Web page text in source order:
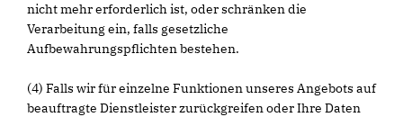
nicht mehr erforderlich ist, oder schränken die
Verarbeitung ein, falls gesetzliche
Aufbewahrungspflichten bestehen.
(4) Falls wir für einzelne Funktionen unseres Angebots auf
beauftragte Dienstleister zurückgreifen oder Ihre Daten